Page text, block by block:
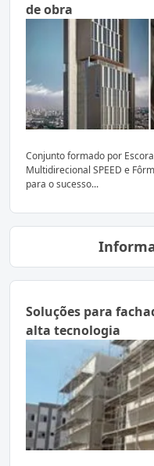
de obra
Conjunto formado por
Multidirecional SPEED e
para o sucesso...
Soluções para
alta tecnologia